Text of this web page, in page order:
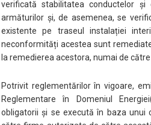
verificată stabilitatea conductelor și
armăturilor și, de asemenea, se
existente pe traseul instalației
neconformități acestea sunt
la remedierea acestora, numai de
Potrivit reglementărilor în vigoare,
Reglementare în Domeniul
obligatorii și se execută în baza unui